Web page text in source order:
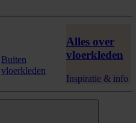
Buiten
vloerkleden
Alles over
vloerkleden
Inspiratie & info